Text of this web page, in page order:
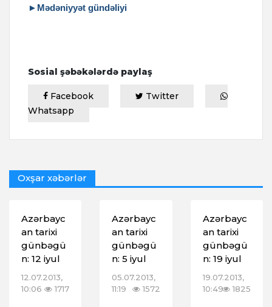
►Mədəniyyət gündəliyi
Sosial şəbəkələrdə paylaş
Facebook
Twitter
Whatsapp
Oxşar xəbərlər
Azərbayc
an tarixi
günbəgü
n: 12 iyul
12.07.2013,
10:06
1717
Azərbayc
an tarixi
günbəgü
n: 5 iyul
05.07.2013,
11:19
1572
Azərbayc
an tarixi
günbəgü
n: 19 iyul
19.07.2013,
10:49
1825